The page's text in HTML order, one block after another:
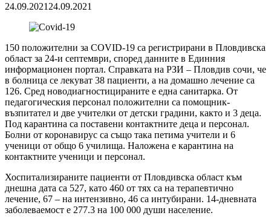
24.09.2021 24.09.2021
150 положителни за COVID-19 са регистрирани в Пловдивска
област за 24-и септември, според данните в Единния
информационен портал. Справката на РЗИ – Пловдив сочи, че
в болница се лекуват 38 пациенти, а на домашно лечение са
126. Сред новодиагностицираните e една санитарка. От
педагогическия персонал положителни са помощник-
възпитател и две учителки от детски градини, както и 3 деца.
Под карантина са поставени контактните деца и персонал.
Болни от коронавирус са също така петима учители и 6
ученици от общо 6 училища. Наложена е карантина на
контактните ученици и персонал.
Хоспитализираните пациенти от Пловдивска област към
днешна дата са 527, като 460 от тях са на терапевтично
лечение, 67 – на интензивно, 46 са интубирани. 14-дневната
заболеваемост е 277.3 на 100 000 души население.